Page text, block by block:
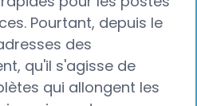
Pourtant, depuis le
des
qu'il s'agisse de
qui allongent les